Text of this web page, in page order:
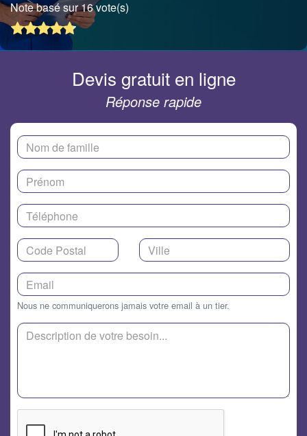
Note basé sur 16 vote(s)
Devis gratuit en ligne
Réponse rapide
Nous ne communiquerons jamais votre email à un tier.